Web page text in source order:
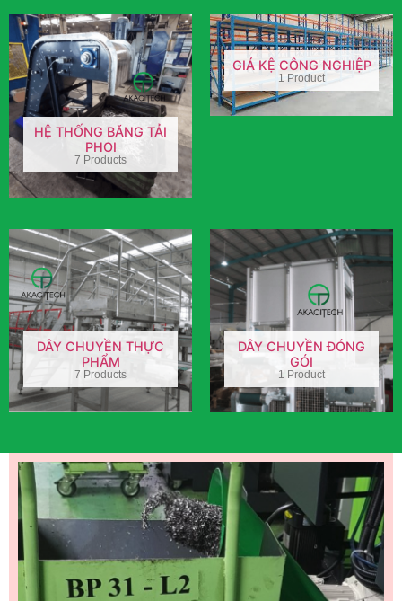
HỆ THỐNG BĂNG TẢI
PHOI
7 Products
GIÁ KỆ CÔNG NGHIỆP
1 Product
DÂY CHUYỀN THỰC
PHẨM
7 Products
DÂY CHUYỀN ĐÓNG
GÓI
1 Product